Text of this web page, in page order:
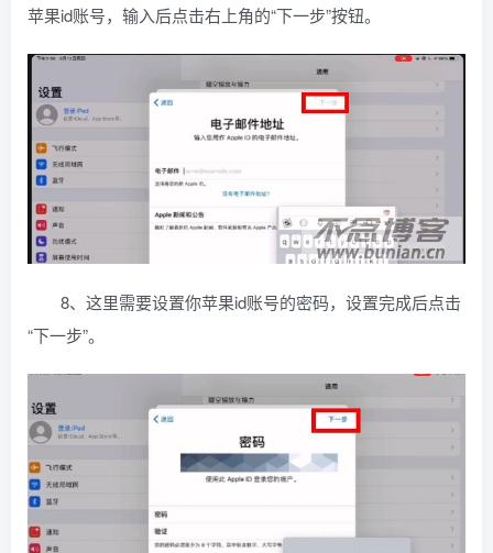
苹果id账号，输入后点击右上角的“下一步”按钮。
8、这里需要设置你苹果id账号的密码，设置完成后点击
“下一步”。